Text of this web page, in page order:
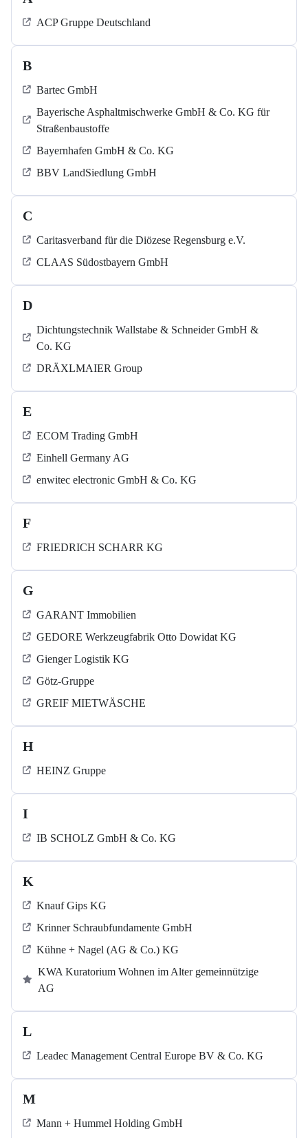
ACP Gruppe Deutschland
B
Bartec GmbH
Bayerische Asphaltmischwerke GmbH & Co. KG für
Straßenbaustoffe
Bayernhafen GmbH & Co. KG
BBV LandSiedlung GmbH
C
Caritasverband für die Diözese Regensburg e.V.
CLAAS Südostbayern GmbH
D
Dichtungstechnik Wallstabe & Schneider GmbH &
Co. KG
DRÄXLMAIER Group
E
ECOM Trading GmbH
Einhell Germany AG
enwitec electronic GmbH & Co. KG
F
FRIEDRICH SCHARR KG
G
GARANT Immobilien
GEDORE Werkzeugfabrik Otto Dowidat KG
Gienger Logistik KG
Götz-Gruppe
GREIF MIETWÄSCHE
H
HEINZ Gruppe
I
IB SCHOLZ GmbH & Co. KG
K
Knauf Gips KG
Krinner Schraubfundamente GmbH
Kühne + Nagel (AG & Co.) KG
KWA Kuratorium Wohnen im Alter gemeinnützige
AG
L
Leadec Management Central Europe BV & Co. KG
M
Mann + Hummel Holding GmbH